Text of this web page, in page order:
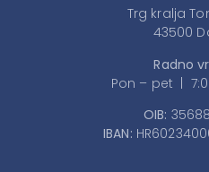
Trg kralja
43500
Radno
Pon – pet |
OIB:
IBAN: